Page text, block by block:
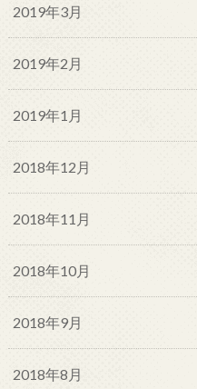
2019年3月
2019年2月
2019年1月
2018年12月
2018年11月
2018年10月
2018年9月
2018年8月